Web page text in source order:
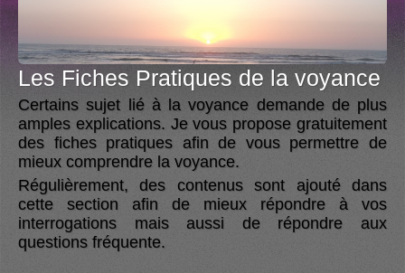
Les Fiches Pratiques de la voyance
Certains sujet lié à la voyance demande de plus
amples explications. Je vous propose gratuitement
des fiches pratiques afin de vous permettre de
mieux comprendre la voyance.
Régulièrement, des contenus sont ajouté dans
cette section afin de mieux répondre à vos
interrogations mais aussi de répondre aux
questions fréquente.